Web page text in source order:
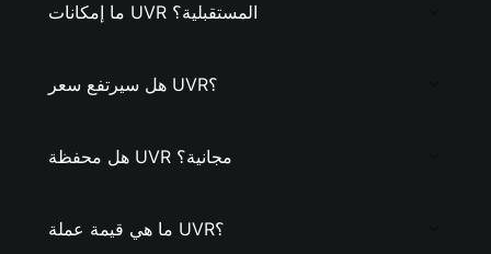
ما إمكانات UVR المستقبلية؟
هل سيرتفع سعر UVR؟
هل محفظة UVR مجانية؟
ما هي قيمة عملة UVR؟